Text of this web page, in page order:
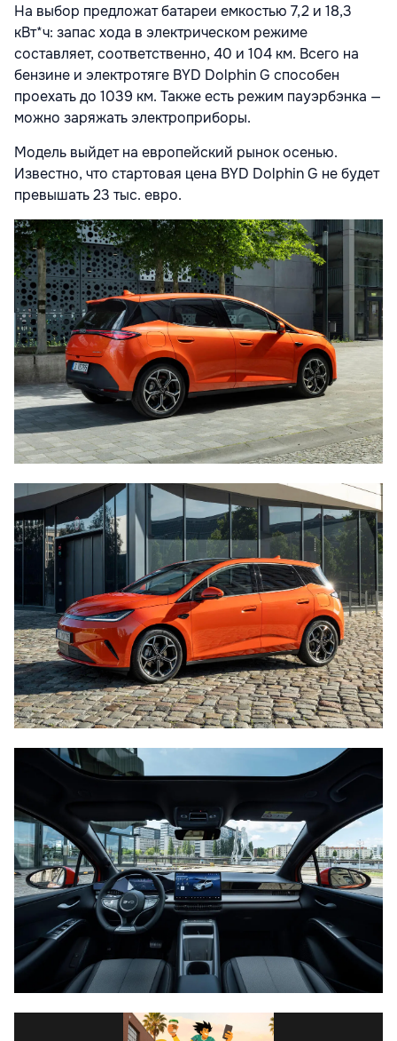
На выбор предложат батареи емкостью 7,2 и 18,3
кВт*ч: запас хода в электрическом режиме
составляет, соответственно, 40 и 104 км. Всего на
бензине и электротяге BYD Dolphin G способен
проехать до 1039 км. Также есть режим пауэрбэнка —
можно заряжать электроприборы.
Модель выйдет на европейский рынок осенью.
Известно, что стартовая цена BYD Dolphin G не будет
превышать 23 тыс. евро.